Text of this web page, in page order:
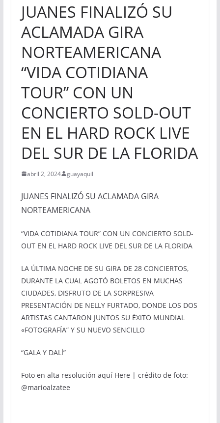
JUANES FINALIZÓ SU
ACLAMADA GIRA
NORTEAMERICANA
“VIDA COTIDIANA
TOUR” CON UN
CONCIERTO SOLD-OUT
EN EL HARD ROCK LIVE
DEL SUR DE LA FLORIDA
abril 2, 2024 guayaquil
JUANES FINALIZÓ SU ACLAMADA GIRA
NORTEAMERICANA
“VIDA COTIDIANA TOUR” CON UN CONCIERTO SOLD-
OUT EN EL HARD ROCK LIVE DEL SUR DE LA FLORIDA
LA ÚLTIMA NOCHE DE SU GIRA DE 28 CONCIERTOS,
DURANTE LA CUAL AGOTÓ BOLETOS EN MUCHAS
CIUDADES, DISFRUTO DE LA SORPRESIVA
PRESENTACIÓN DE NELLY FURTADO, DONDE LOS DOS
ARTISTAS CANTARON JUNTOS SU ÉXITO MUNDIAL
«FOTOGRAFÍA” Y SU NUEVO SENCILLO
“GALA Y DALÍ”
Foto en alta resolución aquí Here | crédito de foto:
@marioalzatee